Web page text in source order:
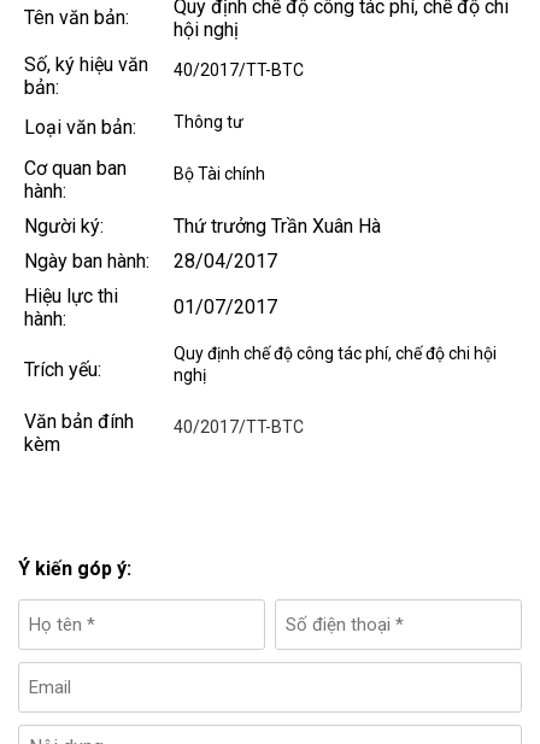
Tên văn bản:
Quy định chế độ công tác phí, chế độ chi
hội nghị
Số, ký hiệu văn
bản:
40/2017/TT-BTC
Loại văn bản: Thông tư
Cơ quan ban
hành:
Bộ Tài chính
Người ký:
Thứ trưởng Trần Xuân Hà
Ngày ban hành:
28/04/2017
Hiệu lực thi
hành:
01/07/2017
Trích yếu:
Quy định chế độ công tác phí, chế độ chi hội
nghị
Văn bản đính
kèm
40/2017/TT-BTC
Ý kiến góp ý: